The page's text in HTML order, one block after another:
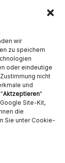
wir
zu speichern
oder eindeutige
nicht
und
Aktzeptieren"
Site-Kit,
die
Sie unter Cookie-
NSK, Ophardt
u.v.m